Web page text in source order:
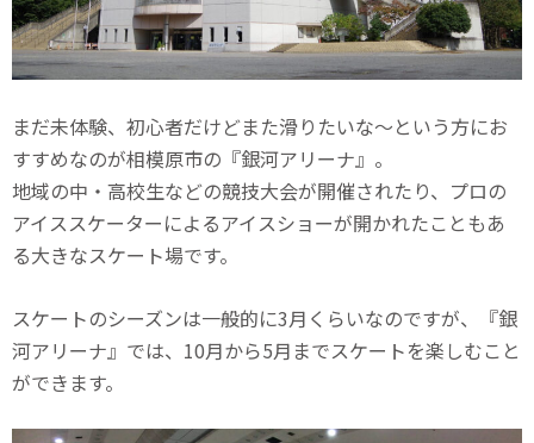
まだ未体験、初心者だけどまた滑りたいな〜という方にお
すすめなのが相模原市の『銀河アリーナ』。
地域の中・高校生などの競技大会が開催されたり、プロの
アイススケーターによるアイスショーが開かれたこともあ
る大きなスケート場です。
スケートのシーズンは一般的に3月くらいなのですが、『銀
河アリーナ』では、10月から5月までスケートを楽しむこと
ができます。